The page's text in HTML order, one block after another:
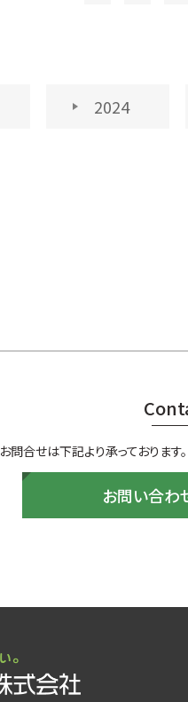
2024
お問合せは下記より承っております。
お問い合わ